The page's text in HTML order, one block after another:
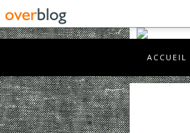
ACCUEIL